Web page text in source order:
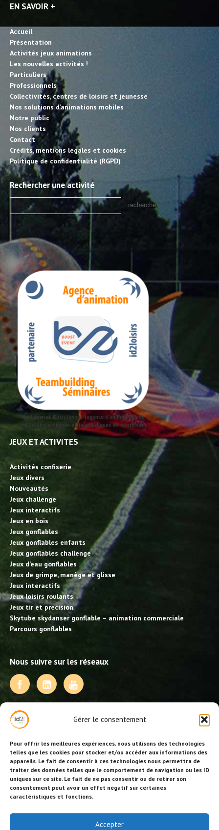
Gérer le consentement
Pour offrir les meilleures expériences, nous utilisons des technologies
telles que les cookies pour stocker et/ou accéder aux informations des
appareils. Le fait de consentir à ces technologies nous permettra de
traiter des données telles que le comportement de navigation ou les ID
uniques sur ce site. Le fait de ne pas consentir ou de retirer son
consentement peut avoir un effet négatif sur certaines
caractéristiques et fonctions.
Accepter
EN SAVOIR +
Accueil
Présentation
Activités jeux animations
Les nouvelles activités !
Particuliers
Professionnels
Collectivités, centres de loisirs et jeunesse
Nos solutions d’animations mobiles
Notre public
Nos clients
Contact
Crédits, mentions légales et cookies
Politique de confidentialité (RGPD)
Rechercher une activité
Partenariat Boostevent (agence d'animation) et
id2loisirs activités et jeux ludiques et sportives
JEUX ET ACTIVITES
Activités confiserie
Jeux divers
Nouveautés
Jeux challenge
Jeux interactifs
Jeux en bois
Jeux gonflables
Jeux gonflables enfants
Jeux gonflables challenge
Jeux d’eau gonflables
Jeux de grimpe, manège et glisse
Jeux interactifs
Jeux loisirs roulants
Jeux tir et précision
Skytube skydanser gonflable – animation commerciale
Parcours gonflables
Nous suivre sur les réseaux
NOS PRESTATIONS
Activités, jeux et animations BDE
Animations événementielles
Animations EVJF – EVJG
Animations hôtellerie
Animations anniversaires
Collectivités, centres de loisirs et jeunesse
Séminaires team building